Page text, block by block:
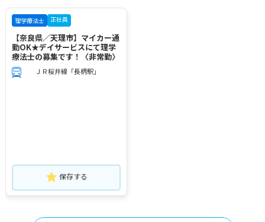
理学療法士 正社員
【奈良県／天理市】マイカー通
勤OK★デイサービスにて理学
療法士の募集です！〈非常勤〉
ＪＲ桜井線「長柄駅」
保存する